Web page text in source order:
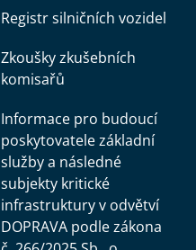
Registr silničních vozidel
Zkoušky zkušebních
komisařů
Informace pro budoucí
poskytovatele základní
služby a následné
subjekty kritické
infrastruktury v odvětví
DOPRAVA podle zákona